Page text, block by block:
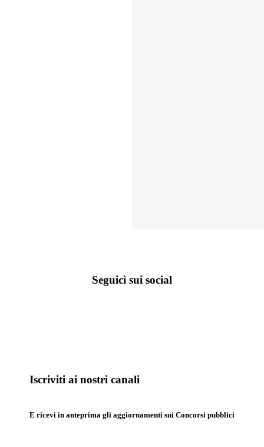
Seguici sui social
Iscriviti ai nostri canali
E ricevi in anteprima gli aggiornamenti sui Concorsi pubblici